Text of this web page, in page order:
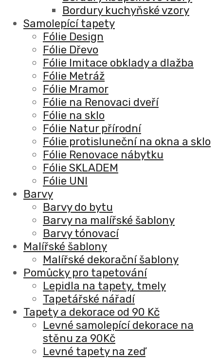
Bordury kuchyňské vzory
Samolepící tapety
Fólie Design
Fólie Dřevo
Fólie Imitace obklady a dlažba
Fólie Metráž
Fólie Mramor
Fólie na Renovaci dveří
Fólie na sklo
Fólie Natur přírodní
Fólie protisluneční na okna a sklo
Fólie Renovace nábytku
Fólie SKLADEM
Fólie UNI
Barvy
Barvy do bytu
Barvy na malířské šablony
Barvy tónovací
Malířské šablony
Malířské dekorační šablony
Pomůcky pro tapetování
Lepidla na tapety, tmely
Tapetářské nářadí
Tapety a dekorace od 90 Kč
Levné samolepící dekorace na
stěnu za 90Kč
Levné tapety na zeď